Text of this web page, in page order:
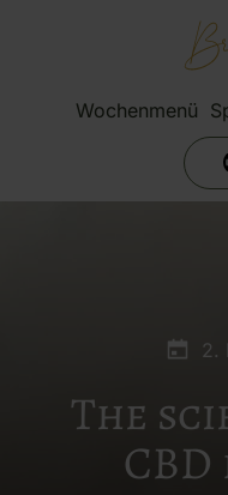
Wochenmenü
2.
The